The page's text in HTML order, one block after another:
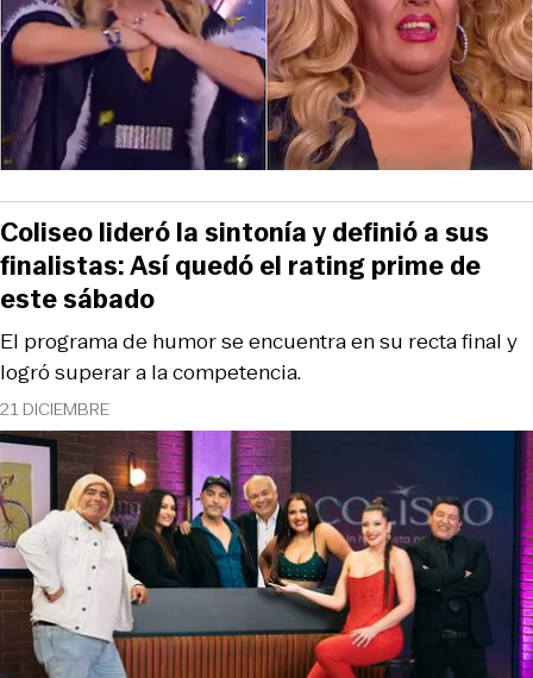
21 DICIEMBRE
El programa de humor se encuentra en su recta final y
logró superar a la competencia.
Coliseo lideró la sintonía y definió a sus
finalistas: Así quedó el rating prime de
este sábado